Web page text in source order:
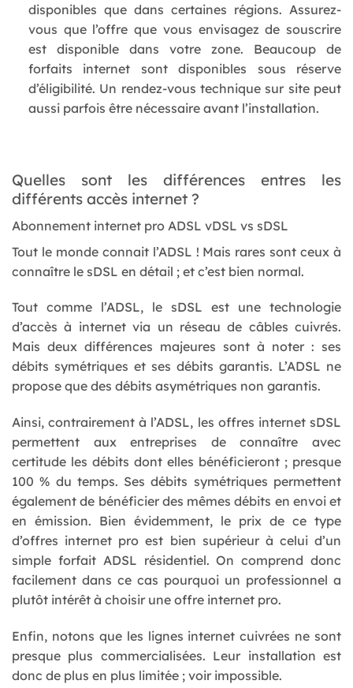
disponibles que dans certaines régions. Assurez-
vous que l’offre que vous envisagez de souscrire
est disponible dans votre zone. Beaucoup de
forfaits internet sont disponibles sous réserve
d’éligibilité. Un rendez-vous technique sur site peut
aussi parfois être nécessaire avant l’installation.
Quelles sont les différences entres les
différents accès internet ?
Abonnement internet pro ADSL vDSL vs sDSL
Tout le monde connait l’ADSL ! Mais rares sont ceux à
connaître le sDSL en détail ; et c’est bien normal.
Tout comme l’ADSL, le sDSL est une technologie
d’accès à internet via un réseau de câbles cuivrés.
Mais deux différences majeures sont à noter : ses
débits symétriques et ses débits garantis. L’ADSL ne
propose que des débits asymétriques non garantis.
Ainsi, contrairement à l’ADSL, les offres internet sDSL
permettent aux entreprises de connaître avec
certitude les débits dont elles bénéficieront ; presque
100 % du temps. Ses débits symétriques permettent
également de bénéficier des mêmes débits en envoi et
en émission. Bien évidemment, le prix de ce type
d’offres internet pro est bien supérieur à celui d’un
simple forfait ADSL résidentiel. On comprend donc
facilement dans ce cas pourquoi un professionnel a
plutôt intérêt à choisir une offre internet pro.
Enfin, notons que les lignes internet cuivrées ne sont
presque plus commercialisées. Leur installation est
donc de plus en plus limitée ; voir impossible.